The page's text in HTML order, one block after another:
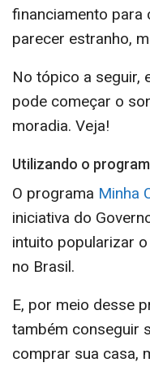
financiamento para
parecer estranho,
No tópico a seguir,
pode começar o
moradia. Veja!
Utilizando o
O programa Minha
iniciativa do
intuito popularizar
no Brasil.
E, por meio desse
também conseguir
comprar sua casa,